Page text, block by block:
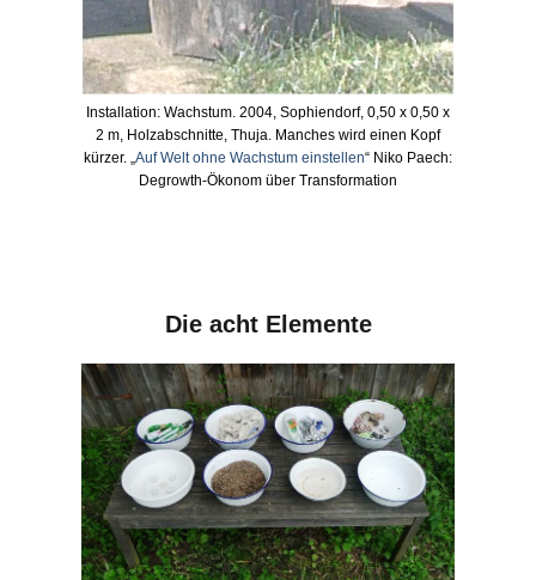
Installation: Wachstum. 2004, Sophiendorf, 0,50 x 0,50 x
2 m, Holzabschnitte, Thuja. Manches wird einen Kopf
kürzer. „Auf Welt ohne Wachstum einstellen“ Niko Paech:
Degrowth-Ökonom über Transformation
Die acht Elemente